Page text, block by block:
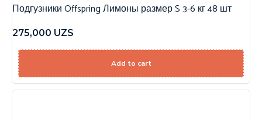
Подгузники Offspring Лимоны размер S 3-6 кг 48 шт
275,000 UZS
Add to cart